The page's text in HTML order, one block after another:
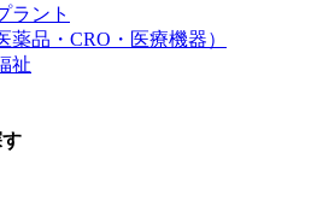
ラント
薬品・CRO・医療機器）
祉